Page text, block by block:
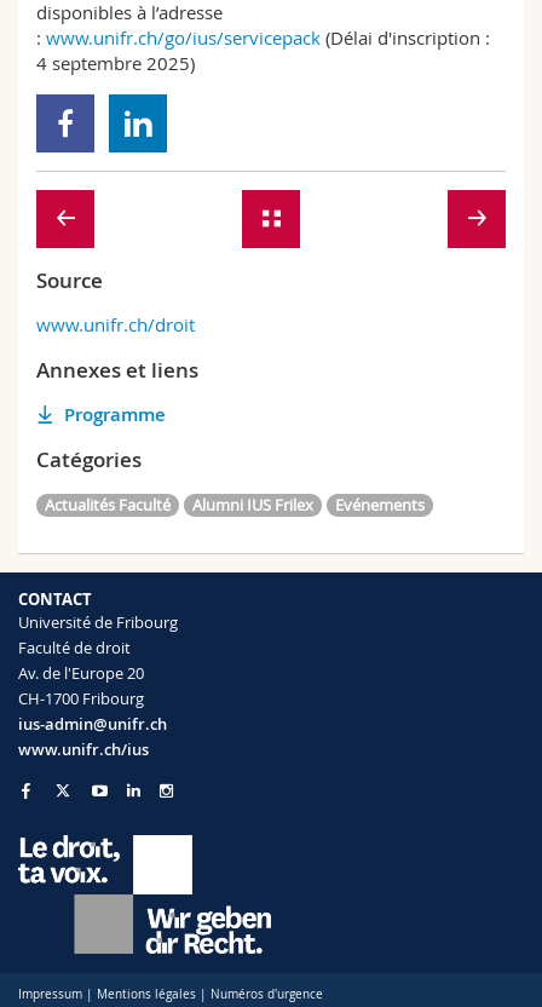
disponibles à l’adresse
: www.unifr.ch/go/ius/servicepack (Délai d'inscription :
4 septembre 2025)
Source
www.unifr.ch/droit
Annexes et liens
Programme
Catégories
Actualités Faculté Alumni IUS Frilex Evénements
CONTACT
Université de Fribourg
Faculté de droit
Av. de l'Europe 20
CH-1700 Fribourg
ius-admin@unifr.ch
www.unifr.ch/ius
Impressum | Mentions légales | Numéros d'urgence